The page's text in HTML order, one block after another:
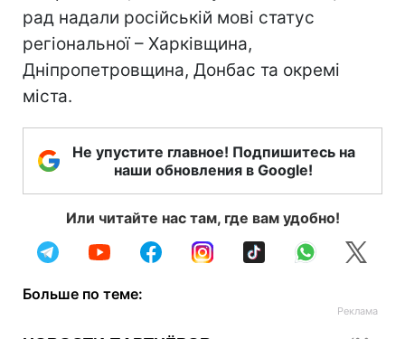
рад надали російській мові статус
регіональної – Харківщина,
Дніпропетровщина, Донбас та окремі
міста.
Не упустите главное! Подпишитесь на
наши обновления в Google!
Или читайте нас там, где вам удобно!
Больше по теме: